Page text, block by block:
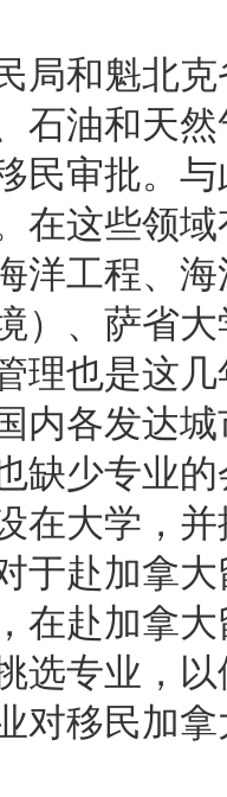
和魁北克
石油和天
民审批。
在这些领
洋工程、
）、萨省
也是这几
内各发达
缺少专业
在大学，
赴加拿大
在赴加拿
选专业，
对移民加